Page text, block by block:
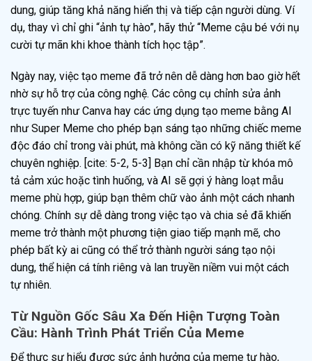
dung, giúp tăng khả năng hiển thị và tiếp cận người dùng. Ví
dụ, thay vì chỉ ghi “ảnh tự hào”, hãy thử “Meme cậu bé với nụ
cười tự mãn khi khoe thành tích học tập”.
Ngày nay, việc tạo meme đã trở nên dễ dàng hơn bao giờ hết
nhờ sự hỗ trợ của công nghệ. Các công cụ chỉnh sửa ảnh
trực tuyến như Canva hay các ứng dụng tạo meme bằng AI
như Super Meme cho phép bạn sáng tạo những chiếc meme
độc đáo chỉ trong vài phút, mà không cần có kỹ năng thiết kế
chuyên nghiệp. [cite: 5-2, 5-3] Bạn chỉ cần nhập từ khóa mô
tả cảm xúc hoặc tình huống, và AI sẽ gợi ý hàng loạt mẫu
meme phù hợp, giúp bạn thêm chữ vào ảnh một cách nhanh
chóng. Chính sự dễ dàng trong việc tạo và chia sẻ đã khiến
meme trở thành một phương tiện giao tiếp mạnh mẽ, cho
phép bất kỳ ai cũng có thể trở thành người sáng tạo nội
dung, thể hiện cá tính riêng và lan truyền niềm vui một cách
tự nhiên.
Từ Nguồn Gốc Sâu Xa Đến Hiện Tượng Toàn
Cầu: Hành Trình Phát Triển Của Meme
Để thực sự hiểu được sức ảnh hưởng của meme tự hào,